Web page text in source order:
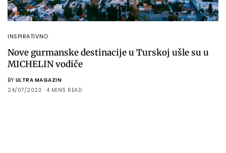
INSPIRATIVNO
Nove gurmanske destinacije u Turskoj ušle su u
MICHELIN vodiče
BY ULTRA MAGAZIN
24/07/2023
4 MINS READ